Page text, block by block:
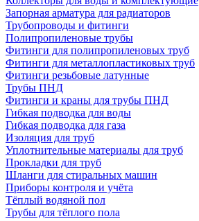
Запорная арматура для радиаторов
Трубопроводы и фитинги
Полипропиленовые трубы
Фитинги для полипропиленовых труб
Фитинги для металлопластиковых труб
Фитинги резьбовые латунные
Трубы ПНД
Фитинги и краны для трубы ПНД
Гибкая подводка для воды
Гибкая подводка для газа
Изоляция для труб
Уплотнительные материалы для труб
Прокладки для труб
Шланги для стиральных машин
Приборы контроля и учёта
Тёплый водяной пол
Трубы для тёплого пола